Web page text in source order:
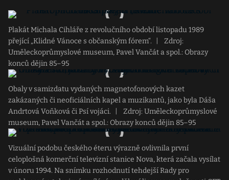
Plakát Michala Cihláře z revolučního období listopadu 1989
přející „Klidné Vánoce s občanským fórem“.
Zdroj:
Uměleckoprůmyslové museum, Pavel Vančát a spol.: Obrazy
konců dějin 85–95
Obaly v samizdatu vydaných magnetofonových kazet
zakázaných či neoficiálních kapel a muzikantů, jako byla Dáša
Andrtová Voňková či Psí vojáci.
Zdroj: Uměleckoprůmyslové
museum, Pavel Vančát a spol.: Obrazy konců dějin 85–95
Vizuální podobu českého éteru výrazně ovlivnila první
celoplošná komerční televizní stanice Nova, která začala vysílat
v únoru 1994. Na snímku rozhodnutí tehdejší Rady pro